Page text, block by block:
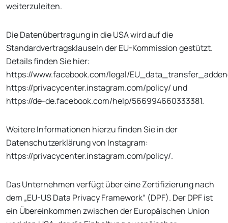
weiterzuleiten.
Die Datenübertragung in die USA wird auf die
Standardvertragsklauseln der EU-Kommission gestützt.
Details finden Sie hier:
https://www.facebook.com/legal/
https://privacycenter.instagram.com/policy/ und
https://de-de.facebook.com/help/566994660333381.
Weitere Informationen hierzu finden Sie in der
Datenschutzerklärung von Instagram:
https://privacycenter.instagram.com/policy/.
Das Unternehmen verfügt über eine Zertifizierung nach
dem „EU-US Data Privacy Framework“ (DPF). Der DPF ist
ein Übereinkommen zwischen der Europäischen Union